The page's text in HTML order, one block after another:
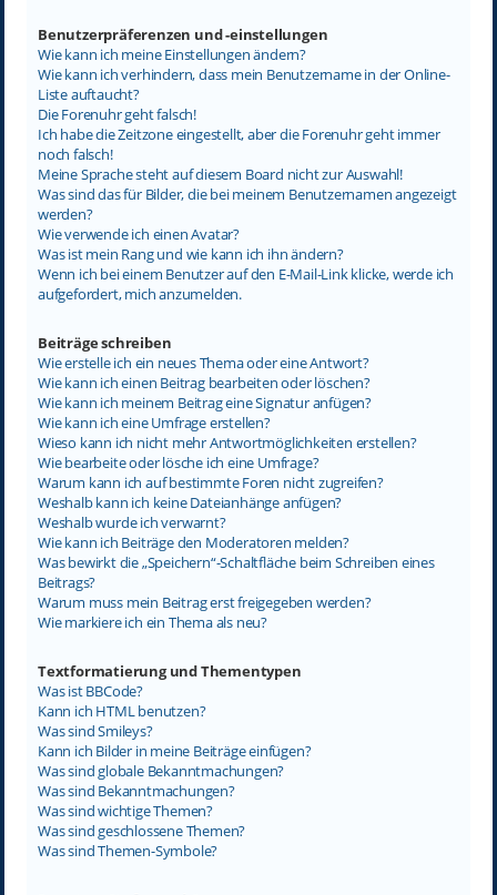
Benutzerpräferenzen und -einstellungen
Wie kann ich meine Einstellungen ändern?
Wie kann ich verhindern, dass mein Benutzername in der Online-
Liste auftaucht?
Die Forenuhr geht falsch!
Ich habe die Zeitzone eingestellt, aber die Forenuhr geht immer
noch falsch!
Meine Sprache steht auf diesem Board nicht zur Auswahl!
Was sind das für Bilder, die bei meinem Benutzernamen angezeigt
werden?
Wie verwende ich einen Avatar?
Was ist mein Rang und wie kann ich ihn ändern?
Wenn ich bei einem Benutzer auf den E-Mail-Link klicke, werde ich
aufgefordert, mich anzumelden.
Beiträge schreiben
Wie erstelle ich ein neues Thema oder eine Antwort?
Wie kann ich einen Beitrag bearbeiten oder löschen?
Wie kann ich meinem Beitrag eine Signatur anfügen?
Wie kann ich eine Umfrage erstellen?
Wieso kann ich nicht mehr Antwortmöglichkeiten erstellen?
Wie bearbeite oder lösche ich eine Umfrage?
Warum kann ich auf bestimmte Foren nicht zugreifen?
Weshalb kann ich keine Dateianhänge anfügen?
Weshalb wurde ich verwarnt?
Wie kann ich Beiträge den Moderatoren melden?
Was bewirkt die „Speichern“-Schaltfläche beim Schreiben eines
Beitrags?
Warum muss mein Beitrag erst freigegeben werden?
Wie markiere ich ein Thema als neu?
Textformatierung und Thementypen
Was ist BBCode?
Kann ich HTML benutzen?
Was sind Smileys?
Kann ich Bilder in meine Beiträge einfügen?
Was sind globale Bekanntmachungen?
Was sind Bekanntmachungen?
Was sind wichtige Themen?
Was sind geschlossene Themen?
Was sind Themen-Symbole?